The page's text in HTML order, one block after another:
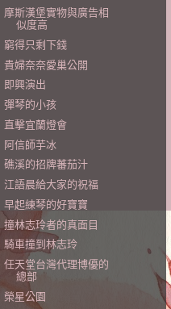
摩斯漢堡實物與廣告相
似度高
窮得只剩下錢
貴婦奈奈愛巢公開
即興演出
彈琴的小孩
直擊宜蘭燈會
阿信師芋冰
礁溪的招牌蕃茄汁
江語晨給大家的祝福
早起練琴的好寶寶
撞林志玲者的真面目
騎車撞到林志玲
任天堂台灣代理博優的
總部
榮星公園